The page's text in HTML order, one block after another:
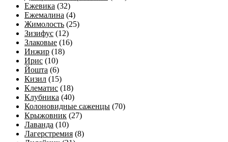
Ежевика (32)
Ежемалина (4)
Жимолость (25)
Зизифус (12)
Злаковые (16)
Инжир (18)
Ирис (10)
Йошта (6)
Кизил (15)
Клематис (18)
Клубника (40)
Колоновидные саженцы (70)
Крыжовник (27)
Лаванда (10)
Лагерстремия (8)